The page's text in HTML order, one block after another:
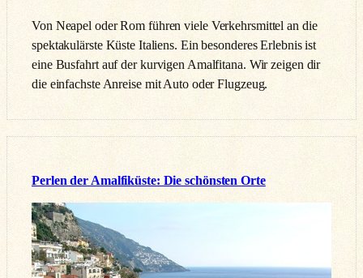
Von Neapel oder Rom führen viele Verkehrsmittel an die
spektakulärste Küste Italiens. Ein besonderes Erlebnis ist
eine Busfahrt auf der kurvigen Amalfitana. Wir zeigen dir
die einfachste Anreise mit Auto oder Flugzeug.
Perlen der Amalfiküste: Die schönsten Orte